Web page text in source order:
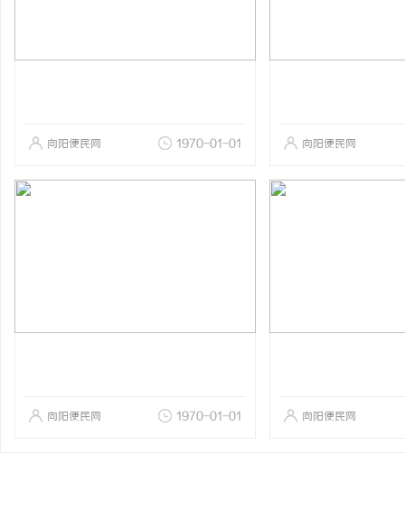
向阳便民网 1970-01-01 向阳便民网
向阳便民网 1970-01-01 向阳便民网